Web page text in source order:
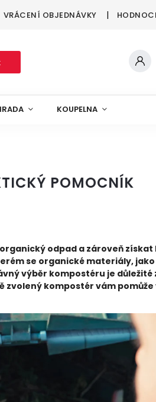
VRÁCENÍ OBJEDNÁVKY
KOUPELNA
POMOCNÍK
odpad a zároveň
se organické materiály,
výběr kompostéru je
kompostér vám